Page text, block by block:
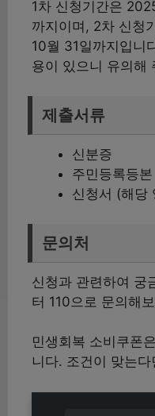
1차 신청기간은
까지이며, 2차 신청
10월 31일까지입니
용이 있으니 유의해
제출서류
신분증
주민등록등본
신청서 (해당
문의처
신청과 관련하여 궁
터 110으로 문의해
민생회복 소비쿠폰
니다. 조건이 맞는